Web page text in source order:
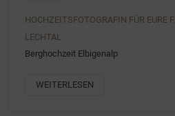
HOCHZEITSFOTOGRAFIN FÜR EURE
LECHTAL
Berghochzeit Elbigenalp
WEITERLESEN